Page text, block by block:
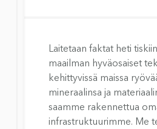
Laitetaan faktat heti
maailman hyväosaiset
kehittyvissä maissa
mineraalinsa ja
saamme rakennettua
infrastruktuurimme. Me